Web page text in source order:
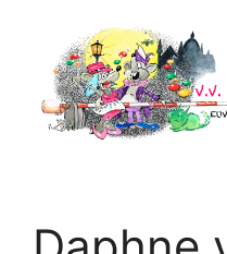
inhoud